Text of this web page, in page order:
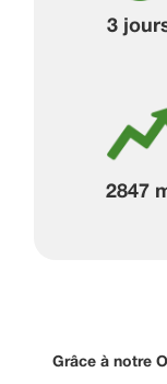
3
2847
Grâce à notre